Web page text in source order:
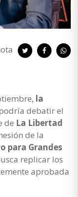
la
debatir el
de La Libertad
de la
para Grandes
replicar los
aprobada